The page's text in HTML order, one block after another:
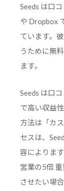
Seeds は口
や Dropbox
ています。
うために無
ます。
Seeds は口
で高い収益
方法は「カ
セスは、
容によりま
営業の5倍
させたい場